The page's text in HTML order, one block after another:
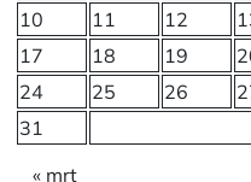
10
11 12
17
18 19
24
25 26
31
« mrt